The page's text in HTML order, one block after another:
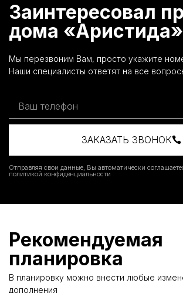
Заинтересовал
дома
Мы перезвоним Вам, просто укажите
Наши специалисты ответят на все
ЗАКАЗАТЬ ЗВОНОК
Отправляя свои данные, Вы автоматически
политикой конфиденциальности
Рекомендуемая
планировка
В планировку можно внести любые
дополнения